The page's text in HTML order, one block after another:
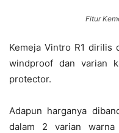
Fitur
Kemeja Vintro R1 dirilis
windproof dan varian
protector.
Adapun harganya
dalam 2 varian